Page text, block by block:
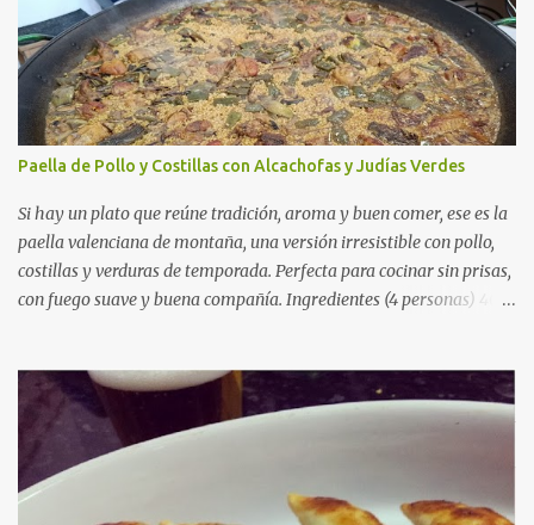
Paella de Pollo y Costillas con Alcachofas y Judías Verdes
Si hay un plato que reúne tradición, aroma y buen comer, ese es la
paella valenciana de montaña, una versión irresistible con pollo,
costillas y verduras de temporada. Perfecta para cocinar sin prisas,
con fuego suave y buena compañía. Ingredientes (4 personas) 400
verdes planas 2 tomates maduros rallados 1,2 litros de caldo de
pollo (o agua) 1 cucharadita de hebras de azafrán 1 cucharadita de
pimentón dulce 2 dientes de ajo Aceite de oliva virgen extra Sal al
gusto (Opcional) una ramita de romero Elaboración 1. Prepara las
verduras Limpia las alcachofas, retira las hojas duras y córtalas en